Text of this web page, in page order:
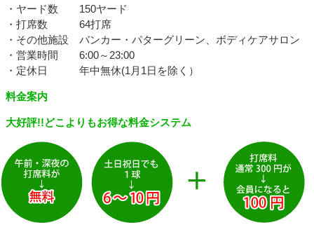
・ヤード数 150ヤード
・打席数 64打席
・その他施設 バンカー・パターグリーン、ボディケアサロン
・営業時間 6:00～23:00
・定休日 年中無休(1月1日を除く）
料金案内
大好評!!どこよりもお得な料金システム